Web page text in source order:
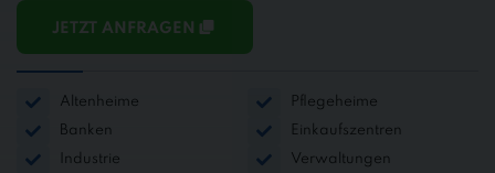
JETZT ANFRAGEN
Altenheime
Pflegeheime
Banken
Einkaufszentren
Industrie
Verwaltungen